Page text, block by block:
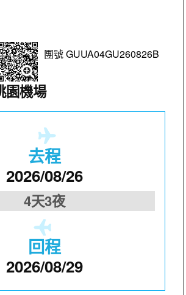
團號 GUUA04GU260826B
園機場
去程
2026/08/26
4天3夜
回程
2026/08/29